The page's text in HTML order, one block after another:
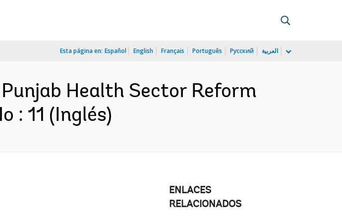
Esta página en: Español English Français Português Русский العربية
Health Sector Reform
: 11 (Inglés)
ENLACES
RELACIONADOS